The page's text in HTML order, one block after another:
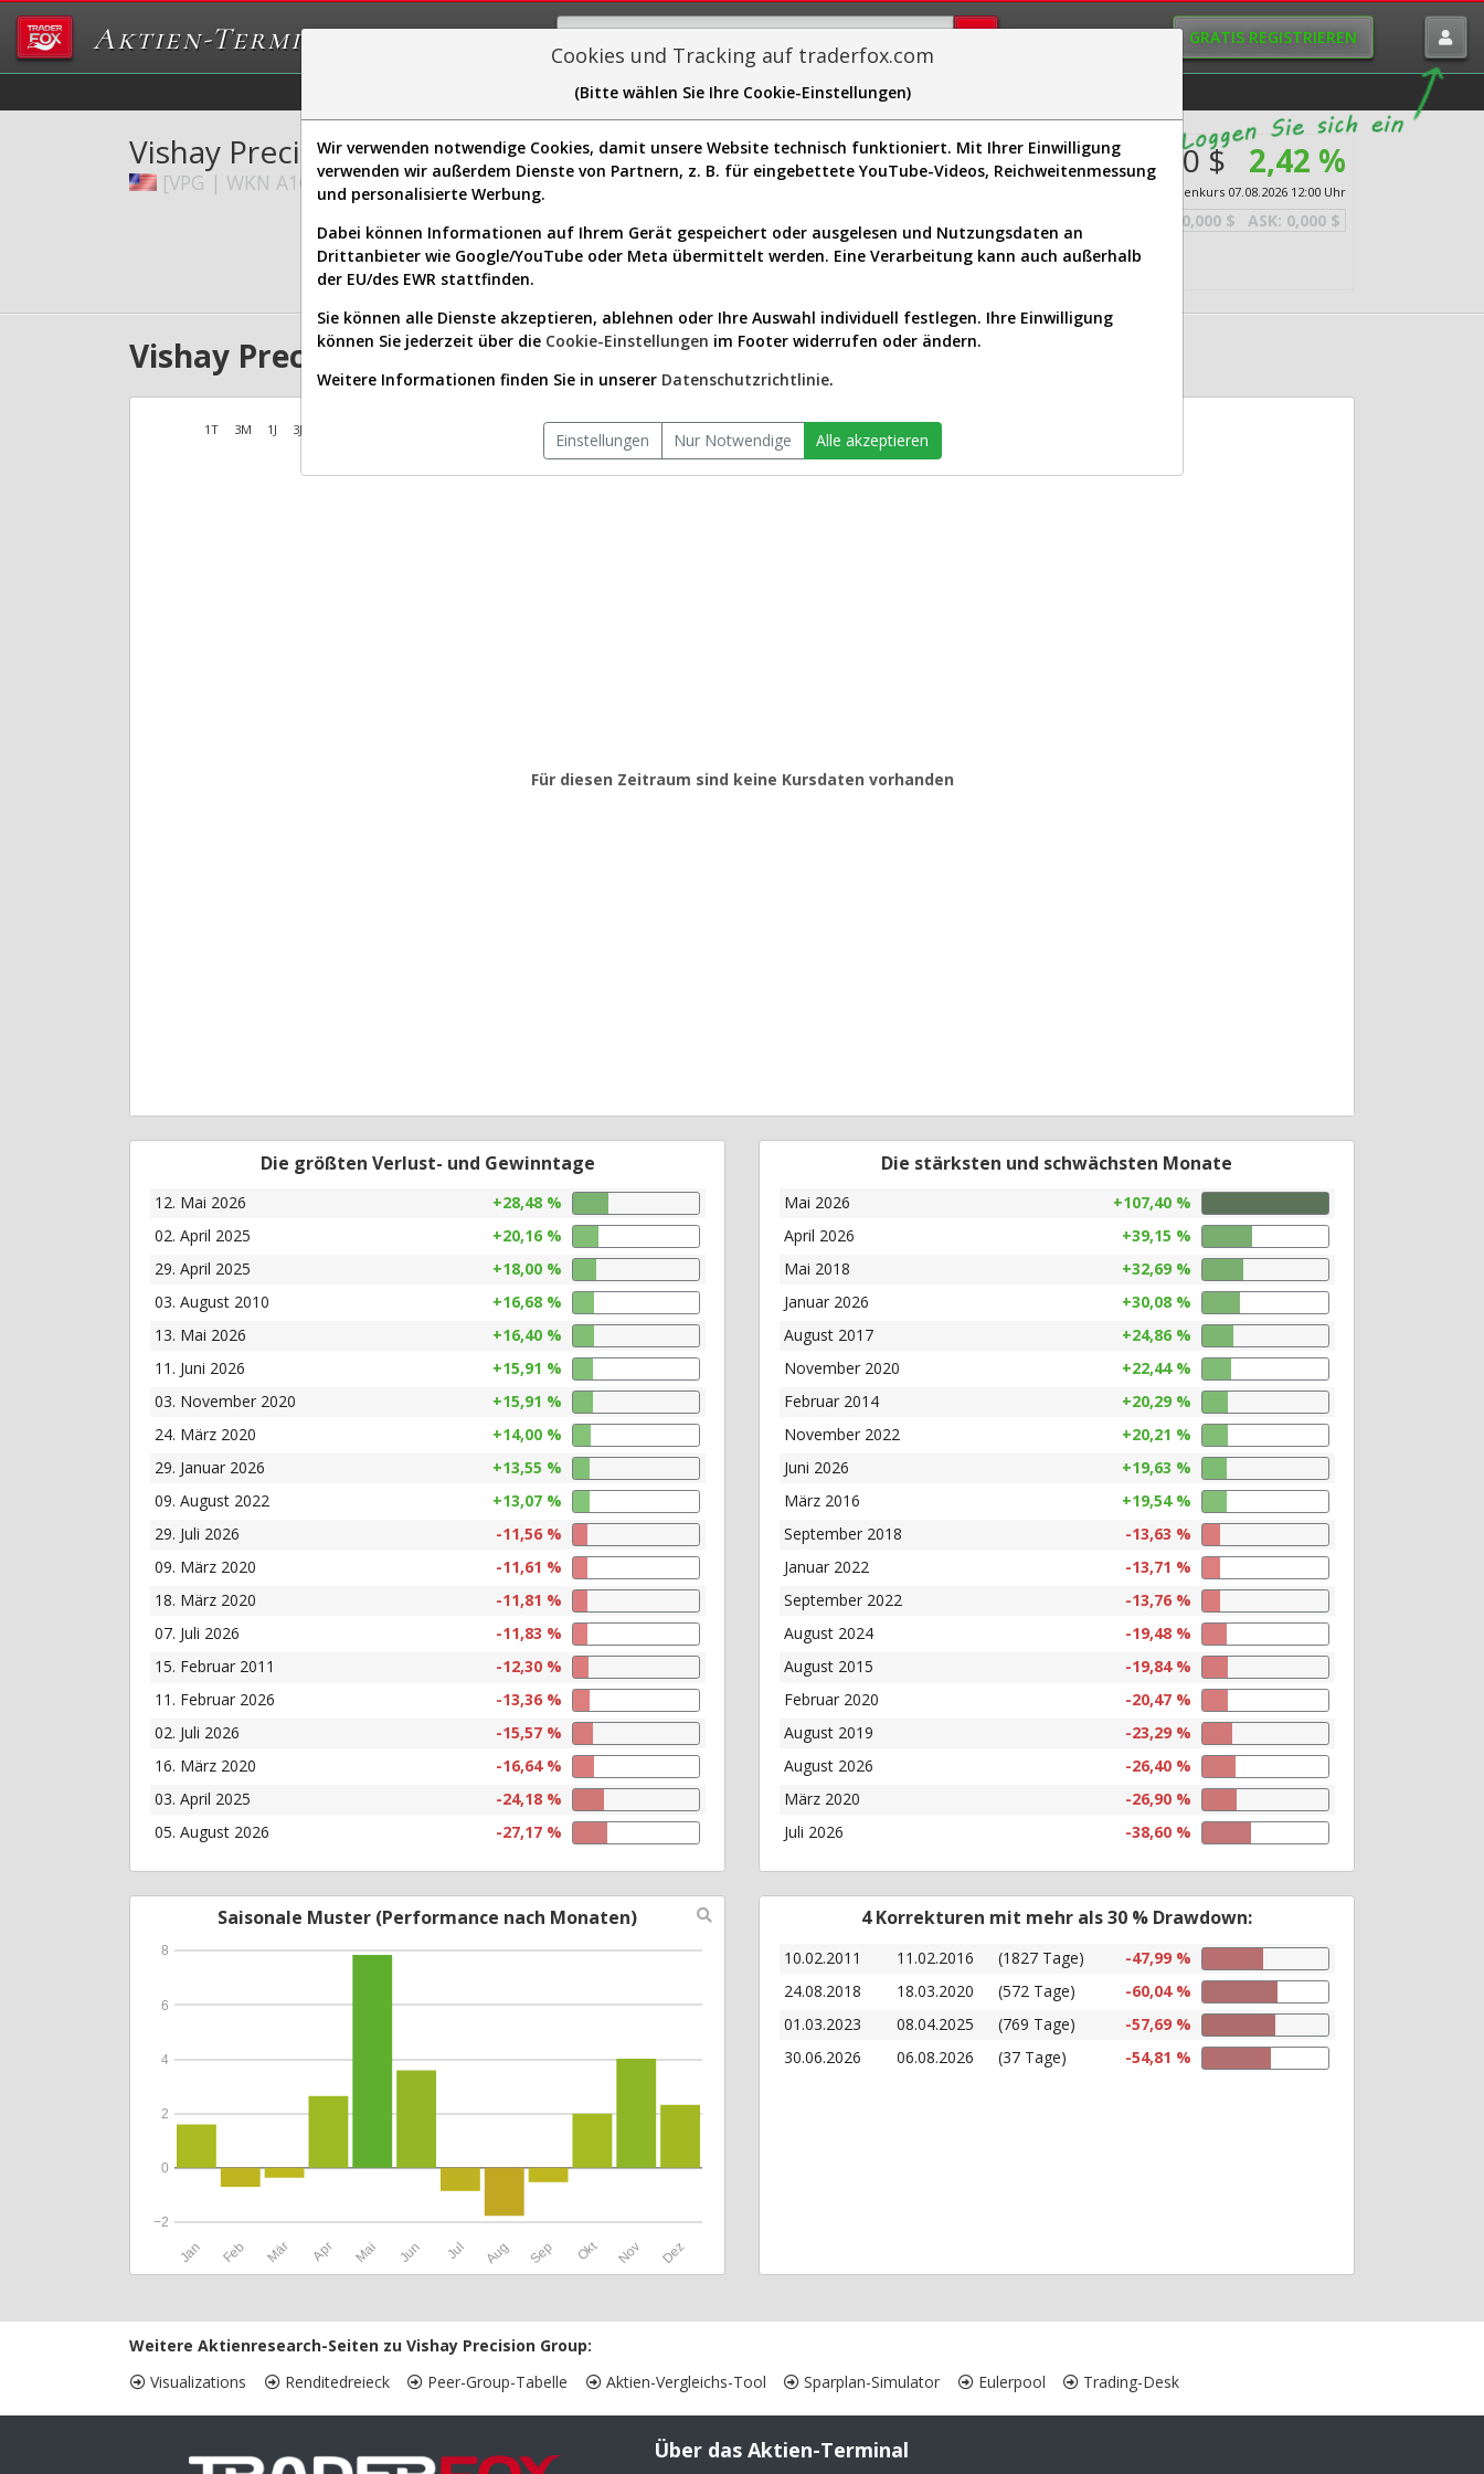
Aktien-Terminal GRATIS REGISTRIEREN
Sector-Spider Easy-Scan Visualizations
Vishay Precision Group
[VPG | WKN A1C1AL | ISIN US92835K1034]
69,700 $ 2,42 %
Echtzeit-Aktienkurs 07.08.2026 12:00 Uhr
0,000 $ ASK: 0,000 $
Website:
Sektor:
Technology / Scientific & Technical
Börsenwert:
0.91 Mrd. USD
Anzahl
13,320,430
Vishay Precision Group Aktien Verlauf seit Beginn (A1C1AL | VPG)
1T 3M 1J 3J
Für diesen Zeitraum sind keine Kursdaten vorhanden
Die größten Verlust- und Gewinntage
12. Mai 2026
+28,48 %
02. April 2025
+20,16 %
29. April 2025
+18,00 %
03. August 2010
+16,68 %
13. Mai 2026
+16,40 %
11. Juni 2026
+15,91 %
03. November 2020
+15,91 %
24. März 2020
+14,00 %
29. Januar 2026
+13,55 %
09. August 2022
+13,07 %
29. Juli 2026
-11,56 %
09. März 2020
-11,61 %
18. März 2020
-11,81 %
07. Juli 2026
-11,83 %
15. Februar 2011
-12,30 %
11. Februar 2026
-13,36 %
02. Juli 2026
-15,57 %
16. März 2020
-16,64 %
03. April 2025
-24,18 %
05. August 2026
-27,17 %
Die stärksten und schwächsten Monate
Mai 2026
+107,40 %
April 2026
+39,15 %
Mai 2018
+32,69 %
Januar 2026
+30,08 %
August 2017
+24,86 %
November 2020
+22,44 %
Februar 2014
+20,29 %
November 2022
+20,21 %
Juni 2026
+19,63 %
März 2016
+19,54 %
September 2018
-13,63 %
Januar 2022
-13,71 %
September 2022
-13,76 %
August 2024
-19,48 %
August 2015
-19,84 %
Februar 2020
-20,47 %
August 2019
-23,29 %
August 2026
-26,40 %
März 2020
-26,90 %
Juli 2026
-38,60 %
Saisonale Muster (Performance nach Monaten)
Jan Feb Mär Apr Mai Jun Jul Aug Sep Okt Nov Dez
−2
0
2
4
6
8
4 Korrekturen mit mehr als 30 % Drawdown:
10.02.2011 11.02.2016 (1827 Tage)
-47,99 %
24.08.2018
18.03.2020 (572 Tage)
-60,04 %
01.03.2023
08.04.2025 (769 Tage)
-57,69 %
30.06.2026
06.08.2026 (37 Tage) -54,81 %
Weitere Aktienresearch-Seiten zu Vishay Precision Group:
Visualizations
Renditedreieck Peer-Group-Tabelle Aktien-Vergleichs-Tool Sparplan-Simulator Eulerpool Trading-Desk
Über das Aktien-Terminal
Cookies und Tracking auf traderfox.com
(Bitte wählen Sie Ihre Cookie-Einstellungen)
Wir verwenden notwendige Cookies, damit unsere Website technisch funktioniert. Mit Ihrer Einwilligung
verwenden wir außerdem Dienste von Partnern, z. B. für eingebettete YouTube-Videos, Reichweitenmessung
und personalisierte Werbung.
Dabei können Informationen auf Ihrem Gerät gespeichert oder ausgelesen und Nutzungsdaten an
Drittanbieter wie Google/YouTube oder Meta übermittelt werden. Eine Verarbeitung kann auch außerhalb
der EU/des EWR stattfinden.
Sie können alle Dienste akzeptieren, ablehnen oder Ihre Auswahl individuell festlegen. Ihre Einwilligung
können Sie jederzeit über die Cookie-Einstellungen im Footer widerrufen oder ändern.
Weitere Informationen finden Sie in unserer Datenschutzrichtlinie.
Einstellungen Nur Notwendige Alle akzeptieren